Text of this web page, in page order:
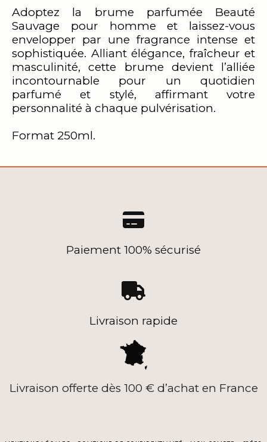
Adoptez la brume parfumée Beauté
Sauvage pour homme et laissez-vous
envelopper par une fragrance intense et
sophistiquée. Alliant élégance, fraîcheur et
masculinité, cette brume devient l’alliée
incontournable pour un quotidien
parfumé et stylé, affirmant votre
personnalité à chaque pulvérisation.
Format 250ml.

Paiement 100% sécurisé

Livraison rapide
Livraison offerte dès 100 € d’achat en France